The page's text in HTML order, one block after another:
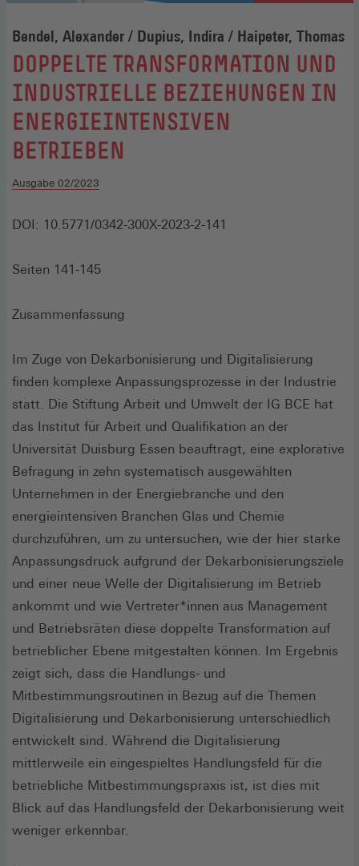
Bendel, Alexander / Dupius, Indira / Haipeter, Thomas
:
DOPPELTE TRANSFORMATION UND
INDUSTRIELLE BEZIEHUNGEN IN
ENERGIEINTENSIVEN
BETRIEBEN
Ausgabe 02/2023
DOI: 10.5771/0342-300X-2023-2-141
Seiten 141-145
Zusammenfassung
Im Zuge von Dekarbonisierung und Digitalisierung
finden komplexe Anpassungsprozesse in der Industrie
statt. Die Stiftung Arbeit und Umwelt der IG BCE hat
das Institut für Arbeit und Qualifikation an der
Universität Duisburg Essen beauftragt, eine explorative
Befragung in zehn systematisch ausgewählten
Unternehmen in der Energiebranche und den
energieintensiven Branchen Glas und Chemie
durchzuführen, um zu untersuchen, wie der hier starke
Anpassungsdruck aufgrund der Dekarbonisierungsziele
und einer neue Welle der Digitalisierung im Betrieb
ankommt und wie Vertreter*innen aus Management
und Betriebsräten diese doppelte Transformation auf
betrieblicher Ebene mitgestalten können. Im Ergebnis
zeigt sich, dass die Handlungs- und
Mitbestimmungsroutinen in Bezug auf die Themen
Digitalisierung und Dekarbonisierung unterschiedlich
entwickelt sind. Während die Digitalisierung
mittlerweile ein eingespieltes Handlungsfeld für die
betriebliche Mitbestimmungspraxis ist, ist dies mit
Blick auf das Handlungsfeld der Dekarbonisierung weit
weniger erkennbar.